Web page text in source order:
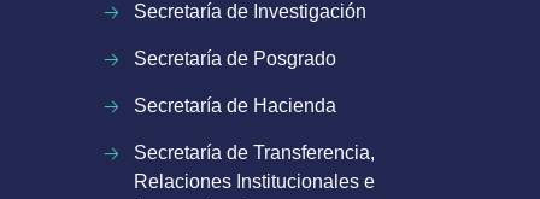
Secretaría de Investigación
Secretaría de Posgrado
Secretaría de Hacienda
Secretaría de Transferencia,
Relaciones Institucionales e